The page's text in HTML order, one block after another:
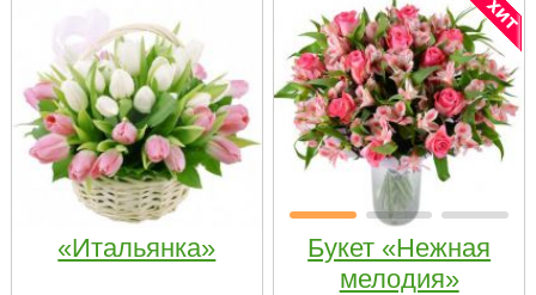
«Итальянка»
Букет «Нежная
мелодия»